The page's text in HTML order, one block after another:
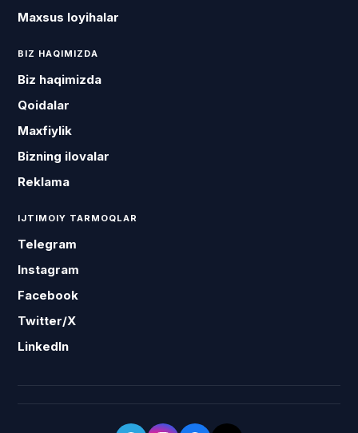
Maxsus loyihalar
BIZ HAQIMIZDA
Biz haqimizda
Qoidalar
Maxfiylik
Bizning ilovalar
Reklama
IJTIMOIY TARMOQLAR
Telegram
Instagram
Facebook
Twitter/X
LinkedIn